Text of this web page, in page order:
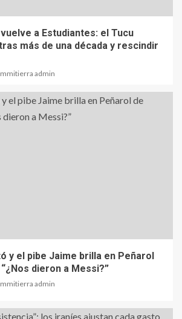
a Estudiantes: el Tucu
más de una década y rescindir
admin
y el pibe Jaime brilla en Peñarol
dieron a Messi?”
admin